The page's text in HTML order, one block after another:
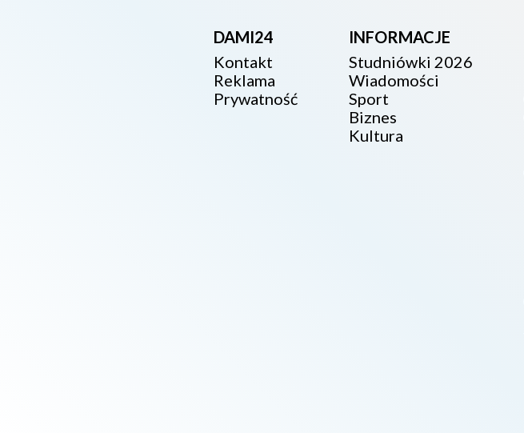
DAMI24
Kontakt
Reklama
Prywatność
INFORMACJE
Studniówki 2026
Wiadomości
Sport
Biznes
Kultura